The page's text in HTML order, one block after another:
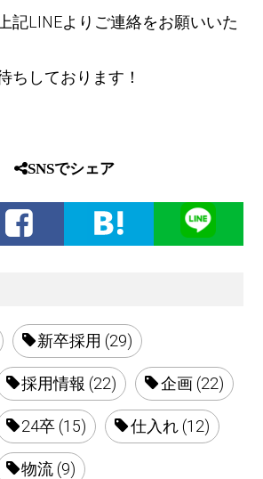
記LINEよりご連絡をお願いいた
ちしております！
SNSでシェア
新卒採用 (29)
採用情報 (22) 企画 (22)
24卒 (15) 仕入れ (12)
物流 (9)